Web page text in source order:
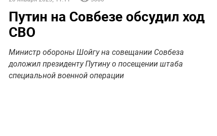
Путин на Совбезе обсудил ход
СВО
Министр обороны Шойгу на совещании Совбеза
доложил президенту Путину о посещении штаба
специальной военной операции